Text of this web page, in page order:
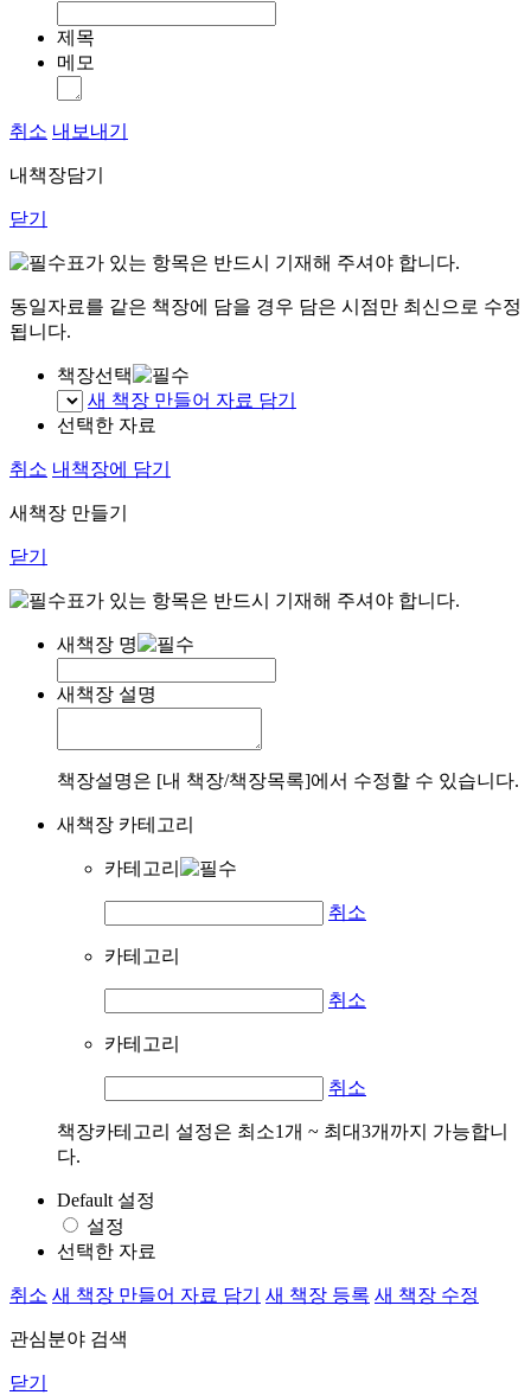
제목
메모
취소 내보내기
내책장담기
닫기
표가 있는 항목은 반드시 기재해 주셔야 합니다.
동일자료를 같은 책장에 담을 경우 담은 시점만 최신으로 수정
됩니다.
책장선택
새 책장 만들어 자료 담기
선택한 자료
취소 내책장에 담기
새책장 만들기
닫기
표가 있는 항목은 반드시 기재해 주셔야 합니다.
새책장 명
새책장 설명
책장설명은 [내 책장/책장목록]에서 수정할 수 있습니다.
새책장 카테고리
카테고리
취소
카테고리
취소
카테고리
취소
책장카테고리 설정은 최소1개 ~ 최대3개까지 가능합니
다.
Default 설정
설정
선택한 자료
취소 새 책장 만들어 자료 담기 새 책장 등록 새 책장 수정
관심분야 검색
닫기